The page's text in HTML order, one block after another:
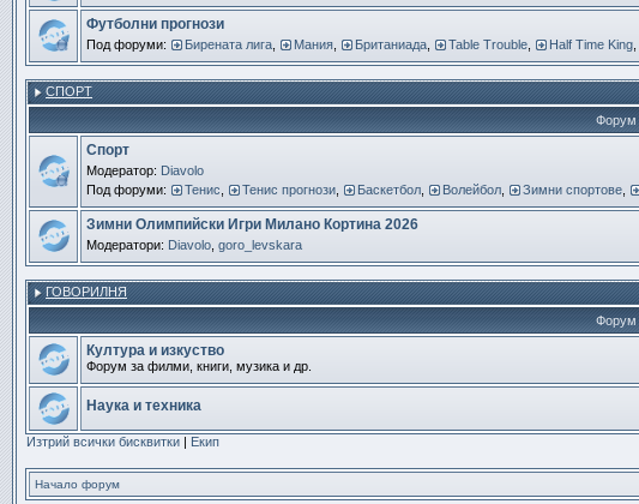
Футболни прогнози
Под форуми: Бирената лига Мания Британиада Table Trouble Half Time King
СПОРТ
Форум
Спорт
Модератор: Diavolo
Под форуми:
Тенис Тенис прогнози Баскетбол Волейбол Зимни спортове
Зимни Олимпийски Игри Милано Кортина 2026
Модератори: Diavolo goro_levskara
ГОВОРИЛНЯ
Форум
Култура и изкуство
Форум за филми, книги, музика и др.
Наука и техника
Изтрий всички бисквитки | Екип
Начало форум